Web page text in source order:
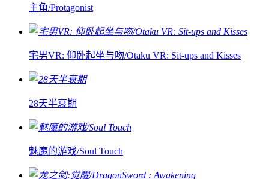
主角/Protagonist
宅男VR: 仰卧起坐与吻/Otaku VR: Sit-ups and Kisses
28天半衰期
魅魔的游戏/Soul Touch